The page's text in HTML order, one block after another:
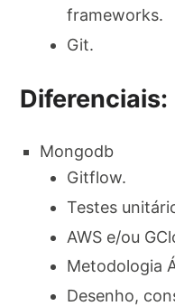
frameworks.
Git.
Diferenciais:
Mongodb
Gitflow.
Testes
AWS e/ou
Metodologia
Desenho,